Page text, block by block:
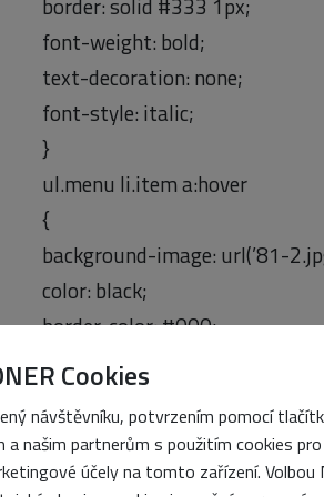
Cookies
návštěvníku, potvrzením pomocí
a našim partnerům s použitím cookies
účely na tomto zařízení.
font-weight: bold;
text-decoration: none;
font-style: italic;
}
ul.menu li.item a:hover
{
background-image: url(’81-
color: black;
border-color: #000;
}
XHTML
<html>